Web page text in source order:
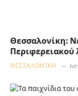
Θεσσαλονίκη:
Περιφερειακού
ΘΕΣΣΑΛΟΝΊΚΗ